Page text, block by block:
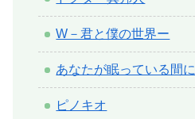
W－君と僕の世界ー
あなたが眠っている間に
ピノキオ